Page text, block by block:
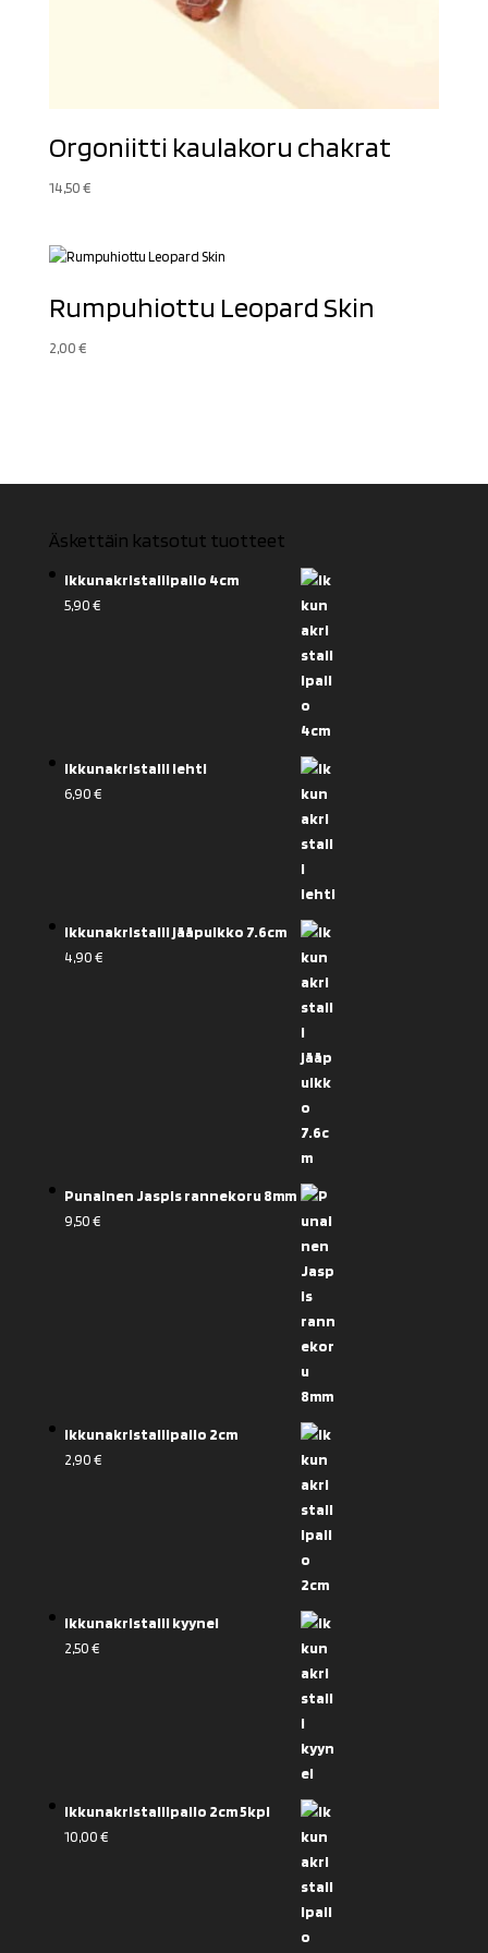
Orgoniitti kaulakoru chakrat
14,50€
Rumpuhiottu Leopard Skin
2,00€
Äskettäin katsotut tuotteet
Ikkunakristallipallo 4cm
5,90€
Ikkunakristalli lehti
6,90€
Ikkunakristalli jääpuikko 7.6cm
4,90€
Punainen Jaspis rannekoru 8mm
9,50€
Ikkunakristallipallo 2cm
2,90€
Ikkunakristalli kyynel
2,50€
Ikkunakristallipallo 2cm 5kpl
10,00€